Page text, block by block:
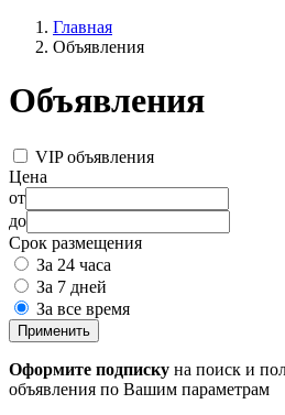
Главная
Объявления
Объявления
VIP объявления
Цена
от
до
Срок размещения
За 24 часа
За 7 дней
За все время
Применить
Оформите подписку на поиск и
объявления по Вашим параметрам